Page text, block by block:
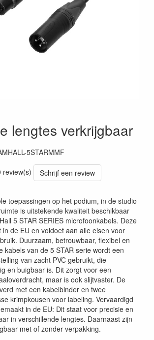
lengtes verkrijgbaar
5STARMMF
review(s)
Schrijf een review
toepassingen op het podium, in de studio
is uitstekende kwaliteit beschikbaar
5 STAR SERIES microfoonkabels. Deze
in de EU en voldoet aan alle eisen voor
Duurzaam, betrouwbaar, flexibel en
kabels van de 5 STAR serie wordt een
van zacht PVC gebruikt, die
en buigbaar is. Dit zorgt voor een
maar is ook slijtvaster. De
met een kabelbinder en twee
krimpkousen voor labeling. Vervaardigd
in de EU: Dit staat voor precisie en
in verschillende lengtes. Daarnaast zijn
met of zonder verpakking.